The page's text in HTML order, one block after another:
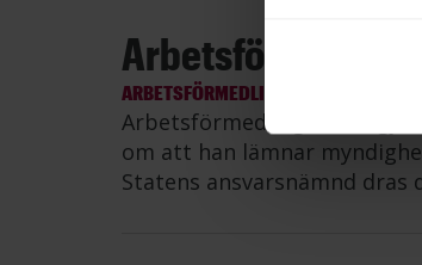
ARBETSFÖRMEDLINGEN
Arbetsförmedlingen har
om att han lämnar
Statens ansvarsnämnd dras